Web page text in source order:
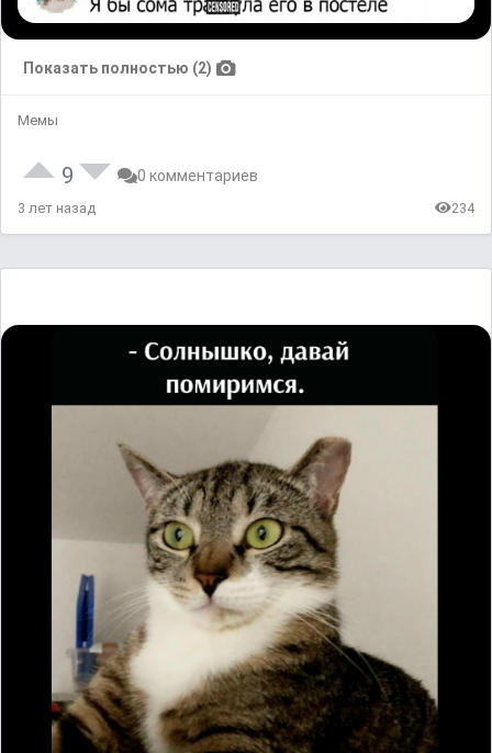
Показать полностью (2)
Мемы
9 0 комментариев
3 лет назад 234